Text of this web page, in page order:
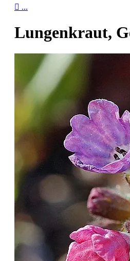
 ...
Lungenkraut,